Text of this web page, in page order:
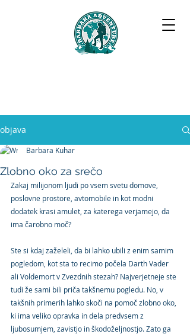
objava
Zlobno oko za srečo
Barbara Kuhar
Zakaj milijonom ljudi po vsem svetu domove,
poslovne prostore, avtomobile in kot modni
dodatek krasi amulet, za katerega verjamejo, da
ima čarobno moč?
Ste si kdaj zaželeli, da bi lahko ubili z enim samim
pogledom, kot sta to recimo počela Darth Vader
ali Voldemort v Zvezdnih stezah? Najverjetneje ste
tudi že sami bili priča takšnemu pogledu. No, v
takšnih primerih lahko skoči na pomoč zlobno oko,
ki ima veliko opravka in dela predvsem z
ljubosumjem, zavistjo in škodoželjnostjo. Zato ga